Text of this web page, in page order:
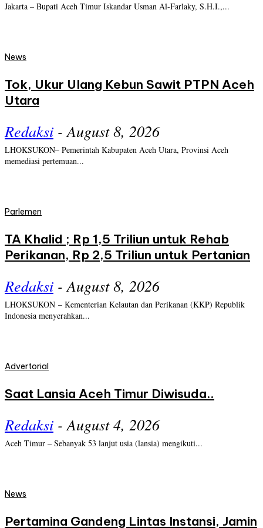
Jakarta – Bupati Aceh Timur Iskandar Usman Al-Farlaky, S.H.I.,...
News
Tok, Ukur Ulang Kebun Sawit PTPN Aceh
Utara
Redaksi - August 8, 2026
LHOKSUKON– Pemerintah Kabupaten Aceh Utara, Provinsi Aceh
memediasi pertemuan...
Parlemen
TA Khalid ; Rp 1,5 Triliun untuk Rehab
Perikanan, Rp 2,5 Triliun untuk Pertanian
Redaksi - August 8, 2026
LHOKSUKON – Kementerian Kelautan dan Perikanan (KKP) Republik
Indonesia menyerahkan...
Advertorial
Saat Lansia Aceh Timur Diwisuda..
Redaksi - August 4, 2026
Aceh Timur – Sebanyak 53 lanjut usia (lansia) mengikuti...
News
Pertamina Gandeng Lintas Instansi, Jamin